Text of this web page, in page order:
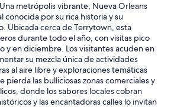
Una metrópolis vibrante, Nueva Orleans
conocida por su rica historia y su
Ubicada cerca de Terrytown, esta
durante todo el año, con visitas pico
y en diciembre. Los visitantes acuden en
su mezcla única de actividades
al aire libre y exploraciones temáticas
pierda las bulliciosas zonas comerciales y
donde los sabores locales cobran
y las encantadoras calles lo invitan